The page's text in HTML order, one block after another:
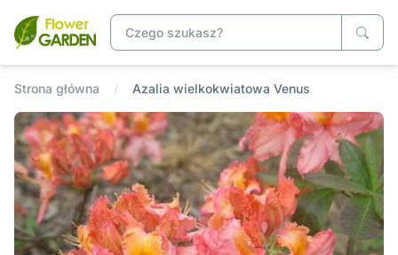
Strona główna Azalia wielkokwiatowa Venus